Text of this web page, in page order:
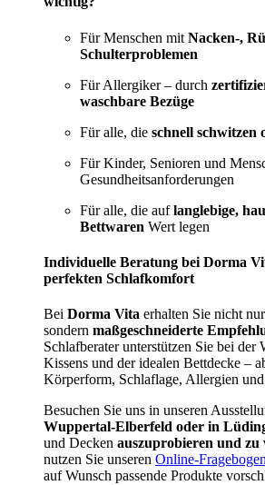
Für Menschen mit Nacken-,
Schulterproblemen
Für Allergiker – durch
waschbare Bezüge
Für alle, die schnell schwitzen
Für Kinder, Senioren und
Gesundheitsanforderungen
Für alle, die auflanglebige,
Bettwaren Wert legen
Individuelle Beratung bei Dorma
perfekten Schlafkomfort
Bei Dorma Vita erhalten Sie nicht
sondern maßgeschneiderte
Schlafberater unterstützen Sie bei der
Kissens und der idealen Bettdecke –
Körperform, Schlaflage, Allergien
Besuchen Sie uns in unseren
Wuppertal-Elberfeld oder in
und Decken auszuprobieren und zu
nutzen Sie unseren Online-Fragebogen
auf Wunsch passende Produkte